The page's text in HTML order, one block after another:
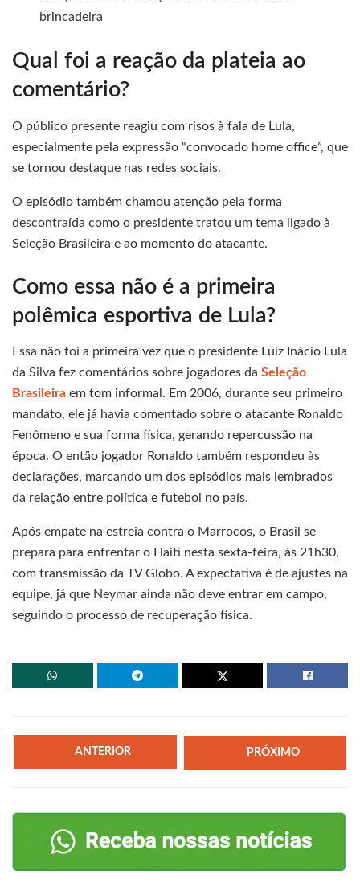
brincadeira
Qual foi a reação da plateia ao
comentário?
O público presente reagiu com risos à fala de Lula,
especialmente pela expressão “convocado home office”, que
se tornou destaque nas redes sociais.
O episódio também chamou atenção pela forma
descontraída como o presidente tratou um tema ligado à
Seleção Brasileira e ao momento do atacante.
Como essa não é a primeira
polêmica esportiva de Lula?
Essa não foi a primeira vez que o presidente Luiz Inácio Lula
da Silva fez comentários sobre jogadores da Seleção
Brasileira em tom informal. Em 2006, durante seu primeiro
mandato, ele já havia comentado sobre o atacante Ronaldo
Fenômeno e sua forma física, gerando repercussão na
época. O então jogador Ronaldo também respondeu às
declarações, marcando um dos episódios mais lembrados
da relação entre política e futebol no país.
Após empate na estreia contra o Marrocos, o Brasil se
prepara para enfrentar o Haiti nesta sexta-feira, às 21h30,
com transmissão da TV Globo. A expectativa é de ajustes na
equipe, já que Neymar ainda não deve entrar em campo,
seguindo o processo de recuperação física.
ANTERIOR PRÓXIMO